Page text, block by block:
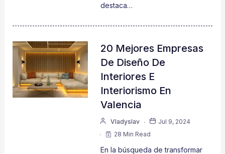
destaca…
20 Mejores Empresas
De Diseño De
Interiores E
Interiorismo En
Valencia
Vladyslav
Jul 9, 2024
28 Min Read
En la búsqueda de transformar